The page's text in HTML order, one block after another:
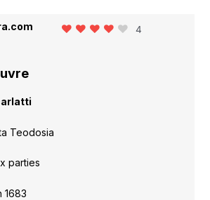
4
Teodosia
parties
1683